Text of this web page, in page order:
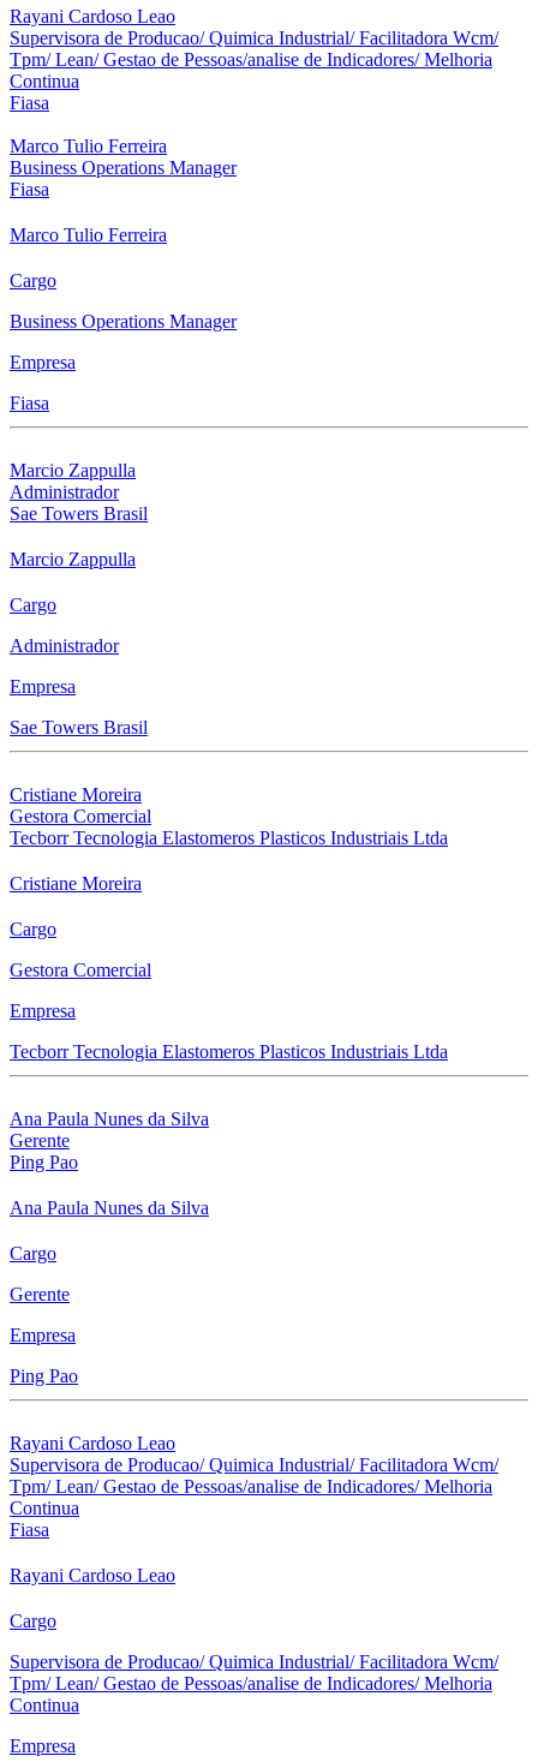
Rayani Cardoso Leao
Supervisora de Producao/ Quimica Industrial/ Facilitadora Wcm/
Tpm/ Lean/ Gestao de Pessoas/analise de Indicadores/ Melhoria
Continua
Fiasa
Marco Tulio Ferreira
Business Operations Manager
Fiasa
Marco Tulio Ferreira
Cargo
Business Operations Manager
Empresa
Fiasa
Marcio Zappulla
Administrador
Sae Towers Brasil
Marcio Zappulla
Cargo
Administrador
Empresa
Sae Towers Brasil
Cristiane Moreira
Gestora Comercial
Tecborr Tecnologia Elastomeros Plasticos Industriais Ltda
Cristiane Moreira
Cargo
Gestora Comercial
Empresa
Tecborr Tecnologia Elastomeros Plasticos Industriais Ltda
Ana Paula Nunes da Silva
Gerente
Ping Pao
Ana Paula Nunes da Silva
Cargo
Gerente
Empresa
Ping Pao
Rayani Cardoso Leao
Supervisora de Producao/ Quimica Industrial/ Facilitadora Wcm/
Tpm/ Lean/ Gestao de Pessoas/analise de Indicadores/ Melhoria
Continua
Fiasa
Rayani Cardoso Leao
Cargo
Supervisora de Producao/ Quimica Industrial/ Facilitadora Wcm/
Tpm/ Lean/ Gestao de Pessoas/analise de Indicadores/ Melhoria
Continua
Empresa